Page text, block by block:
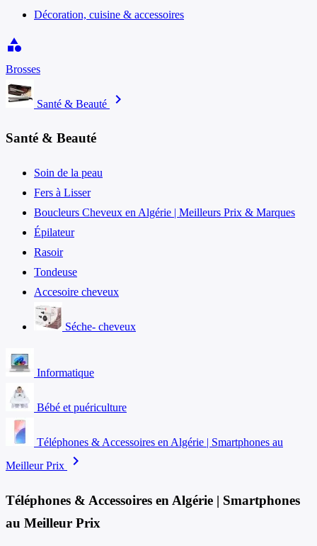
Décoration, cuisine & accessoires
category
Brosses
Santé & Beauté chevron_right
Santé & Beauté
Soin de la peau
Fers à Lisser
Boucleurs Cheveux en Algérie | Meilleurs Prix & Marques
Épilateur
Rasoir
Tondeuse
Accesoire cheveux
Séche- cheveux
Informatique
Bébé et puériculture
Téléphones & Accessoires en Algérie | Smartphones au
Meilleur Prix
chevron_right
Téléphones & Accessoires en Algérie | Smartphones
au Meilleur Prix